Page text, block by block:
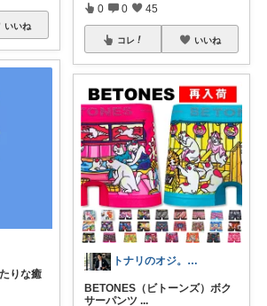
いいね
りな癒
0 0 45
コレ いいね
トナリのオジ。 40代からのイケオジ計画
BETONES（ビトーンズ）ボク
サーパンツ ...